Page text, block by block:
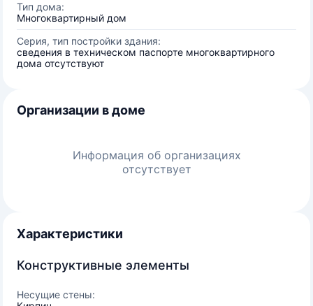
Тип дома:
Многоквартирный дом
Серия, тип постройки здания:
сведения в техническом паспорте многоквартирного
дома отсутствуют
Организации в доме
Информация об организациях
отсутствует
Характеристики
Конструктивные элементы
Несущие стены: